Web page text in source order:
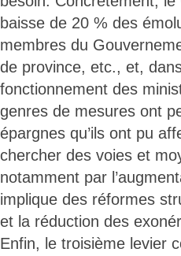
baisse de 20 % des
membres du
de province, etc., et,
fonctionnement des
genres de mesures ont
épargnes qu’ils ont pu
chercher des voies et
notamment par
implique des réformes
et la réduction des
Enfin, le troisième levier